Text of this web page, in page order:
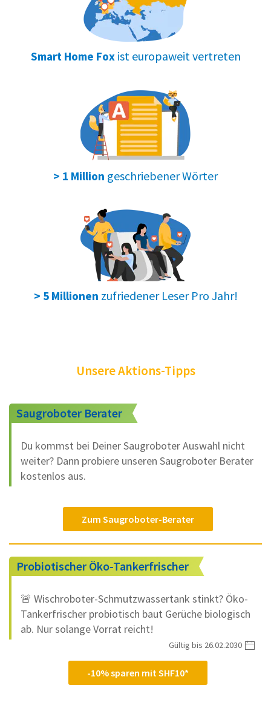
Smart Home Foxist europaweit vertreten
> 1 Million geschriebener Wörter
> 5 Millionen zufriedener Leser Pro Jahr!
Unsere Aktions-Tipps
Saugroboter Berater
Du kommst bei Deiner Saugroboter Auswahl nicht
weiter? Dann probiere unseren Saugroboter Berater
kostenlos aus.
Zum Saugroboter-Berater
Probiotischer Öko-Tankerfrischer
🚨 Wischroboter-Schmutzwassertank stinkt? Öko-
Tankerfrischer probiotisch baut Gerüche biologisch
ab. Nur solange Vorrat reicht!
-10% sparen mit SHF10*
Gültig bis 26.02.2030